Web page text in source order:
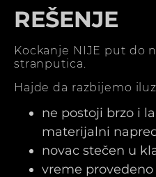
REŠENJE
Kockanje NIJE put do
stranputica.
Hajde da razbijemo
ne postoji brzo i
materijalni
novac stečen u
vreme